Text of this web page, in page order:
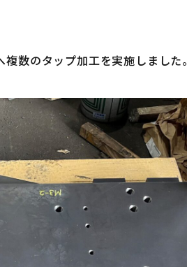
数のタップ加工を実施しました。